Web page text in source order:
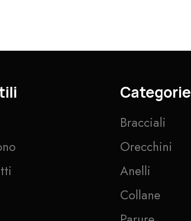
Categorie
Bracciali
Orecchini
Anelli
Collane